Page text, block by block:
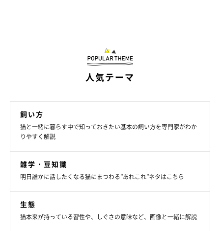
人気テーマ
飼い方
猫と一緒に暮らす中で知っておきたい基本の飼い方を専門家がわか
りやすく解説
雑学・豆知識
明日誰かに話したくなる猫にまつわる”あれこれ”ネタはこちら
生態
猫本来が持っている習性や、しぐさの意味など、画像と一緒に解説